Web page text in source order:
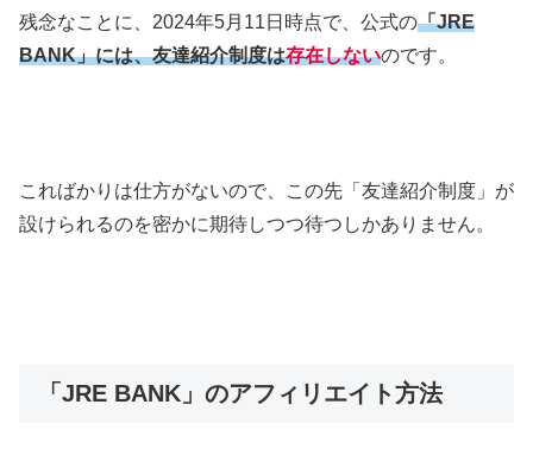
残念なことに、2024年5月11日時点で、公式の「JRE
BANK」には、友達紹介制度は存在しないのです。
こればかりは仕方がないので、この先「友達紹介制度」が
設けられるのを密かに期待しつつ待つしかありません。
「JRE BANK」のアフィリエイト方法